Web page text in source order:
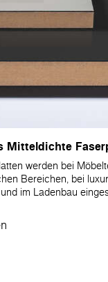
Mitteldichte
werden bei
Bereichen, bei
im Ladenbau